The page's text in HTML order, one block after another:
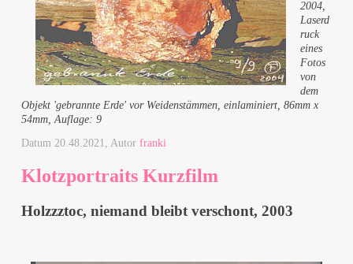
2004,
Laserd
ruck
eines
Fotos
von
dem
Objekt 'gebrannte Erde' vor Weidenstämmen, einlaminiert, 86mm x
54mm, Auflage: 9
Datum20.48.2021, Autorfranki
Klotzportraits Kurzfilm
Holzzztoc, niemand bleibt verschont, 2003